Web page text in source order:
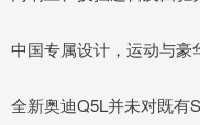
中国专属设计，运动与豪
全新奥迪Q5L并未对既有